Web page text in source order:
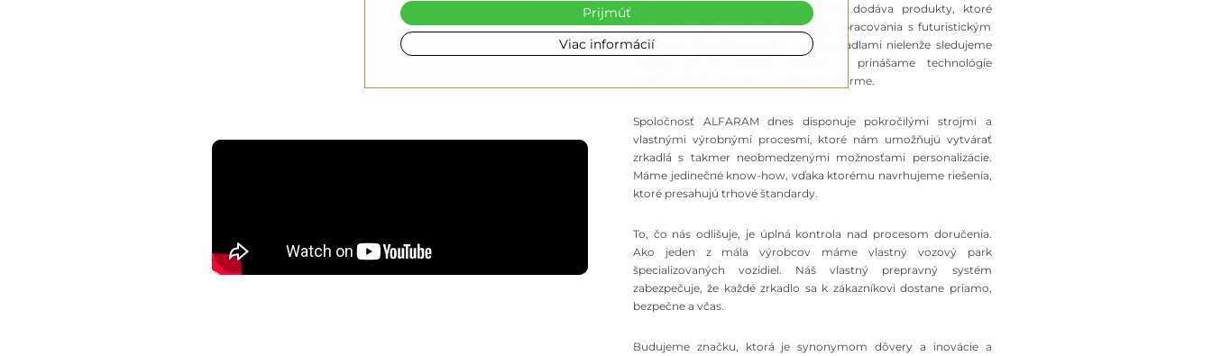
Od roku 2013 spoločnosť ALFARAM dodáva produkty, ktoré
kombinujú precíznosť remeselného spracovania s futuristickým
dizajnom. Ako líder na trhu s LED zrkadlami nielenže sledujeme
trendy, ale ich aktívne tvoríme a prinášame technológie
budúcnosti do interiérov v elegantnej forme.
Spoločnosť ALFARAM dnes disponuje pokročilými strojmi a
vlastnými výrobnými procesmi, ktoré nám umožňujú vytvárať
zrkadlá s takmer neobmedzenými možnosťami personalizácie.
Máme jedinečné know-how, vďaka ktorému navrhujeme riešenia,
ktoré presahujú trhové štandardy.
To, čo nás odlišuje, je úplná kontrola nad procesom doručenia.
Ako jeden z mála výrobcov máme vlastný vozový park
špecializovaných vozidiel. Náš vlastný prepravný systém
zabezpečuje, že každé zrkadlo sa k zákazníkovi dostane priamo,
bezpečne a včas.
Budujeme značku, ktorá je synonymom dôvery a inovácie a
Viac informácií
Prijmúť